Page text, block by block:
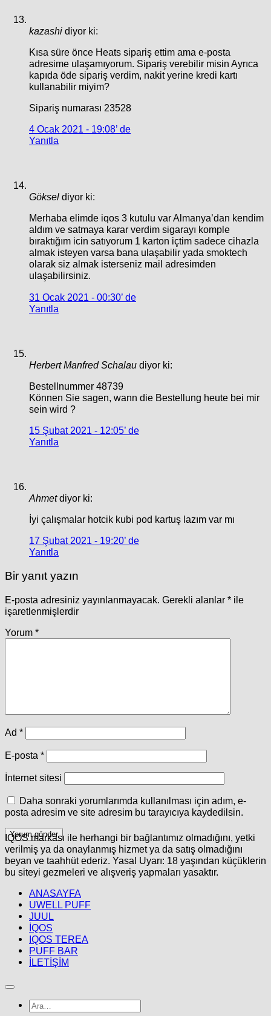
kazashi diyor ki:
Kısa süre önce Heats sipariş ettim ama e-posta
adresime ulaşamıyorum. Sipariş verebilir misin Ayrıca
kapıda öde sipariş verdim, nakit yerine kredi kartı
kullanabilir miyim?
Sipariş numarası 23528
4 Ocak 2021 - 19:08’ de
Yanıtla
Göksel diyor ki:
Merhaba elimde iqos 3 kutulu var Almanya’dan kendim
aldım ve satmaya karar verdim sigarayı komple
bıraktığım icin satıyorum 1 karton içtim sadece cihazla
almak isteyen varsa bana ulaşabilir yada smoktech
olarak siz almak isterseniz mail adresimden
ulaşabilirsiniz.
31 Ocak 2021 - 00:30’ de
Yanıtla
Herbert Manfred Schalau diyor ki:
Bestellnummer 48739
Können Sie sagen, wann die Bestellung heute bei mir
sein wird ?
15 Şubat 2021 - 12:05’ de
Yanıtla
Ahmet diyor ki:
İyi çalışmalar hotcik kubi pod kartuş lazım var mı
17 Şubat 2021 - 19:20’ de
Yanıtla
Bir yanıt yazın
E-posta adresiniz yayınlanmayacak. Gerekli alanlar * ile
işaretlenmişlerdir
Yorum *
Ad *
E-posta *
İnternet sitesi
Daha sonraki yorumlarımda kullanılması için adım, e-
posta adresim ve site adresim bu tarayıcıya kaydedilsin.
IQOS markası ile herhangi bir bağlantımız olmadığını, yetki
verilmiş ya da onaylanmış hizmet ya da satış olmadığını
beyan ve taahhüt ederiz. Yasal Uyarı: 18 yaşından küçüklerin
bu siteyi gezmeleri ve alışveriş yapmaları yasaktır.
ANASAYFA
UWELL PUFF
JUUL
İQOS
IQOS TEREA
PUFF BAR
İLETİŞİM
Ara: